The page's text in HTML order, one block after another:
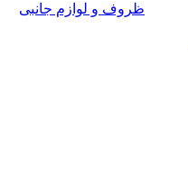
ظروف و لوازم جانبی